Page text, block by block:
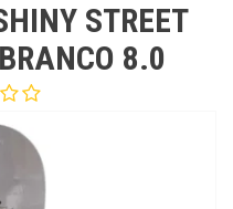
STREET
8.0